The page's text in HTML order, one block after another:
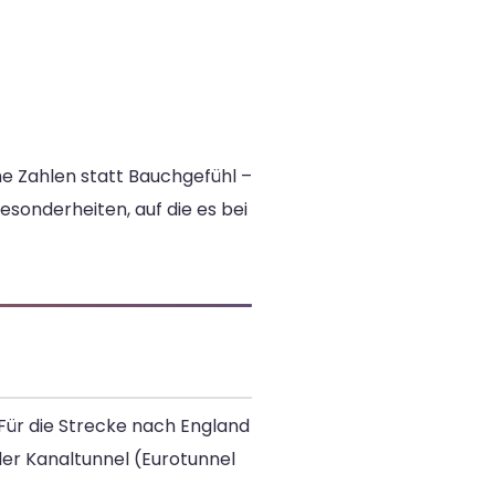
Zahlen statt Bauchgefühl –
auf die es bei
die Strecke nach England
Kanaltunnel (Eurotunnel